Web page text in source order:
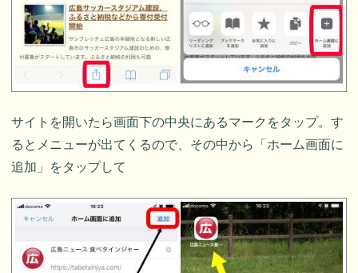
サイトを開いたら画面下の中央にあるマークをタップ。す
るとメニューが出てくるので、その中から「ホーム画面に
追加」をタップして